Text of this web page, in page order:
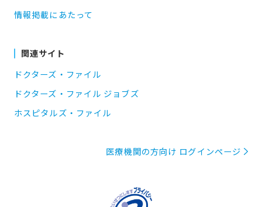
情報掲載にあたって
関連サイト
ドクターズ・ファイル
ドクターズ・ファイル ジョブズ
ホスピタルズ・ファイル
医療機関の方向け ログインページ